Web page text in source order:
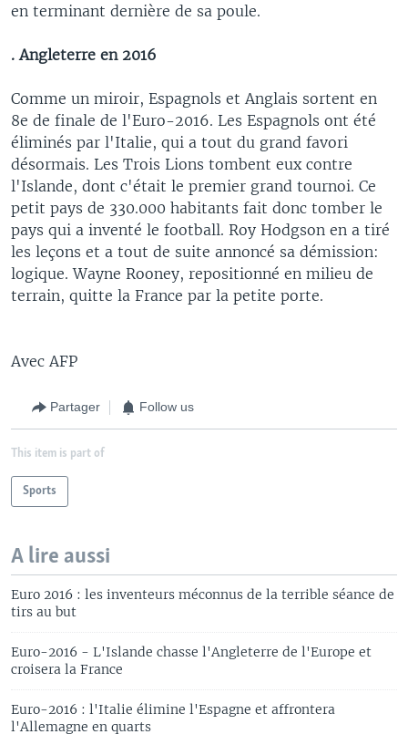
en terminant dernière de sa poule.
. Angleterre en 2016
Comme un miroir, Espagnols et Anglais sortent en
8e de finale de l'Euro-2016. Les Espagnols ont été
éliminés par l'Italie, qui a tout du grand favori
désormais. Les Trois Lions tombent eux contre
l'Islande, dont c'était le premier grand tournoi. Ce
petit pays de 330.000 habitants fait donc tomber le
pays qui a inventé le football. Roy Hodgson en a tiré
les leçons et a tout de suite annoncé sa démission:
logique. Wayne Rooney, repositionné en milieu de
terrain, quitte la France par la petite porte.
Avec AFP
Partager Follow us
This item is part of
Sports
A lire aussi
Euro 2016 : les inventeurs méconnus de la terrible séance de
tirs au but
Euro-2016 - L'Islande chasse l'Angleterre de l'Europe et
croisera la France
Euro-2016 : l'Italie élimine l'Espagne et affrontera
l'Allemagne en quarts